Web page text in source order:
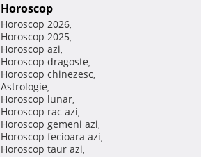
Horoscop
Horoscop 2026,
Horoscop 2025,
Horoscop azi,
Horoscop dragoste,
Horoscop chinezesc,
Astrologie,
Horoscop lunar,
Horoscop rac azi,
Horoscop gemeni azi,
Horoscop fecioara azi,
Horoscop taur azi,